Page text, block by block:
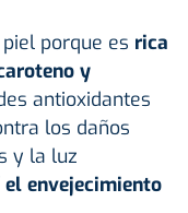
porque es rica
y
antioxidantes
los daños
y la luz
envejecimiento